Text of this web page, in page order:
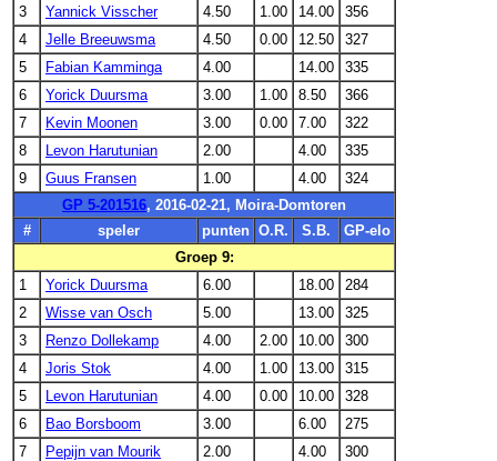
3
Yannick Visscher 4.50 1.00 14.00
356
4
Jelle Breeuwsma 4.50 0.00 12.50
327
5
Fabian Kamminga 4.00 14.00
335
6
Yorick Duursma 3.00 1.00 8.50
366
7
Kevin Moonen 3.00 0.00 7.00
322
8
Levon Harutunian 2.00 4.00
335
9
Guus Fransen 1.00 4.00
324
GP 5-201516, 2016-02-21, Moira-Domtoren
#
speler punten O.R. S.B.
GP-elo
Groep 9:
1
Yorick Duursma 6.00 18.00
284
2
Wisse van Osch 5.00 13.00
325
3
Renzo Dollekamp 4.00 2.00 10.00
300
4
Joris Stok 4.00 1.00 13.00
315
5
Levon Harutunian 4.00 0.00 10.00
328
6
Bao Borsboom 3.00 6.00
275
7
Pepijn van Mourik 2.00 4.00
300